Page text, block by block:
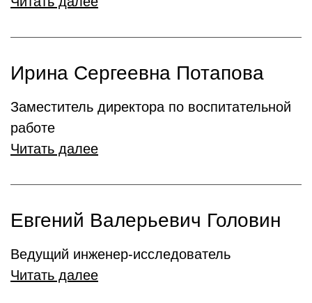
Ирина Сергеевна Потапова
Заместитель директора по воспитательной
работе
Читать далее
Евгений Валерьевич Головин
Ведущий инженер-исследователь
Читать далее